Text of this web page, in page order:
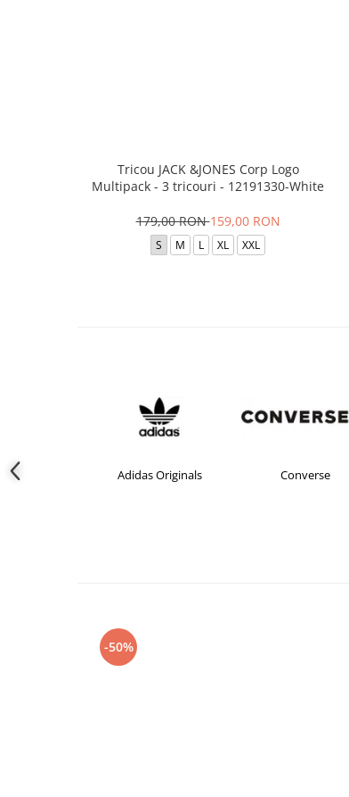
Tricou JACK &JONES Corp Logo
Multipack - 3 tricouri - 12191330-White
179,00 RON159,00 RON
S M L XL XXL
Adidas Originals Converse
-50%